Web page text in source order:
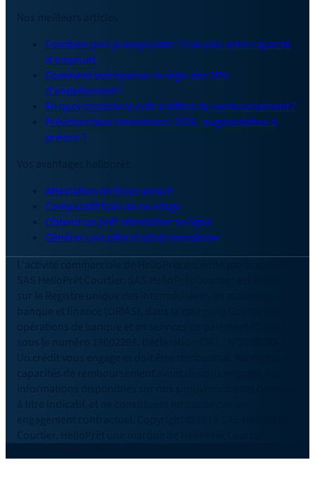
Combien puis je emprunter ? Calculer votre capacité
d'emprunt
Comment outrepasser la règle des 35%
d'endettement ?
En quoi consiste le prêt à différé de remboursement ?
Prévision taux immobiliers 2026 : augmentation à
prévoir ?
Attestation de financement
Comparatif frais de courtage
Obtenir un prêt immobilier en ligne
Générer une offre d'achat immobilier